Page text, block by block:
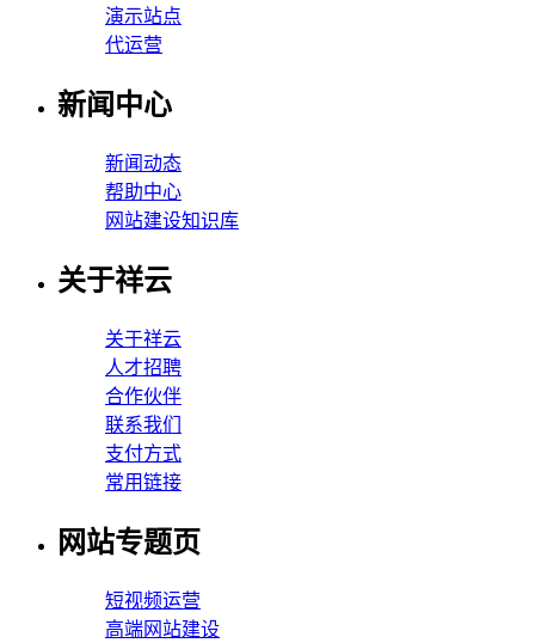
演示站点
代运营
新闻中心
新闻动态
帮助中心
网站建设知识库
关于祥云
关于祥云
人才招聘
合作伙伴
联系我们
支付方式
常用链接
网站专题页
短视频运营
高端网站建设